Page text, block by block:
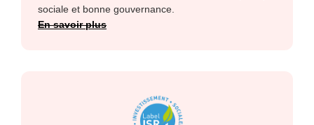
sociale et bonne gouvernance.
En savoir plus